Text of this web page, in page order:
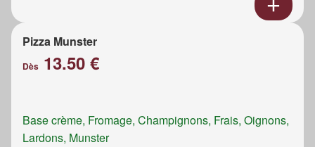
Pizza Munster
Dès 13.50 €
Base crème, Fromage, Champignons, Frais, Oignons,
Lardons, Munster